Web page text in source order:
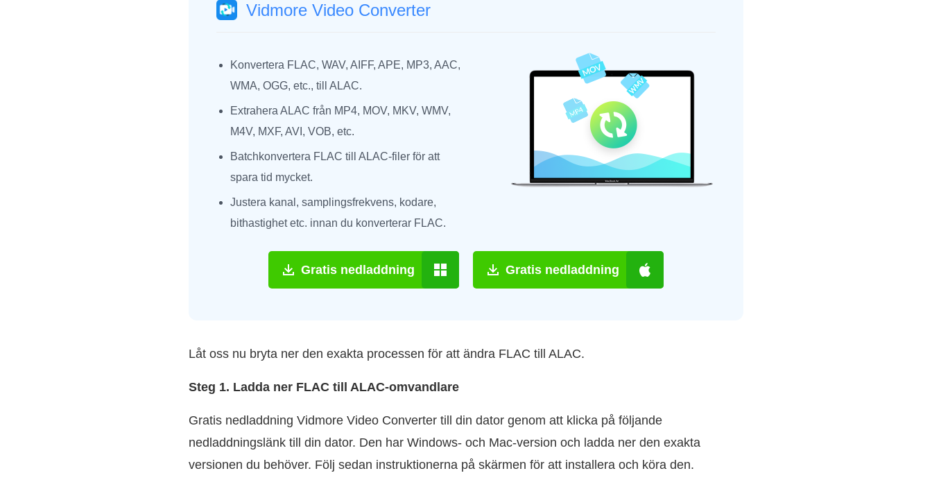
Vidmore Video Converter
Konvertera FLAC, WAV, AIFF, APE, MP3, AAC,
WMA, OGG, etc., till ALAC.
Extrahera ALAC från MP4, MOV, MKV, WMV,
M4V, MXF, AVI, VOB, etc.
Batchkonvertera FLAC till ALAC-filer för att
spara tid mycket.
Justera kanal, samplingsfrekvens, kodare,
bithastighet etc. innan du konverterar FLAC.
Gratis nedladdning Gratis nedladdning
Låt oss nu bryta ner den exakta processen för att ändra FLAC till ALAC.
Steg 1. Ladda ner FLAC till ALAC-omvandlare
Gratis nedladdning Vidmore Video Converter till din dator genom att klicka på följande
nedladdningslänk till din dator. Den har Windows- och Mac-version och ladda ner den exakta
versionen du behöver. Följ sedan instruktionerna på skärmen för att installera och köra den.